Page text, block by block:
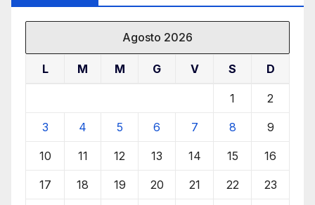
Agosto 2026
L M M G V S D
1 2
3 4 5 6 7 8 9
10 11 12 13 14 15 16
17 18 19 20 21 22 23